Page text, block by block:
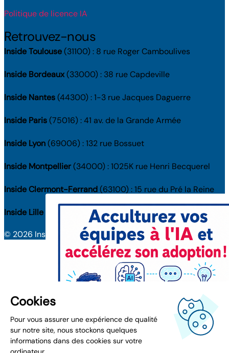
Politique de licence IA
Retrouvez-nous
Inside Toulouse(31100) : 8 rue Roger Camboulives
Inside Bordeaux(33000) : 38 rue Capdeville
Inside Nantes(44300) : 1-3 rue Jacques Daguerre
Inside Paris(75016) : 41 av. de la Grande Armée
Inside Lyon(69006) : 132 rue Bossuet
Inside Montpellier(34000) : 1025K rue Henri Becquerel
Inside Clermont-Ferrand(63100) : 15 rue du Pré la Reine
Inside Lille (59000) : 3 bd de Belfort
© 2026 Inside. Tous droits réservés.